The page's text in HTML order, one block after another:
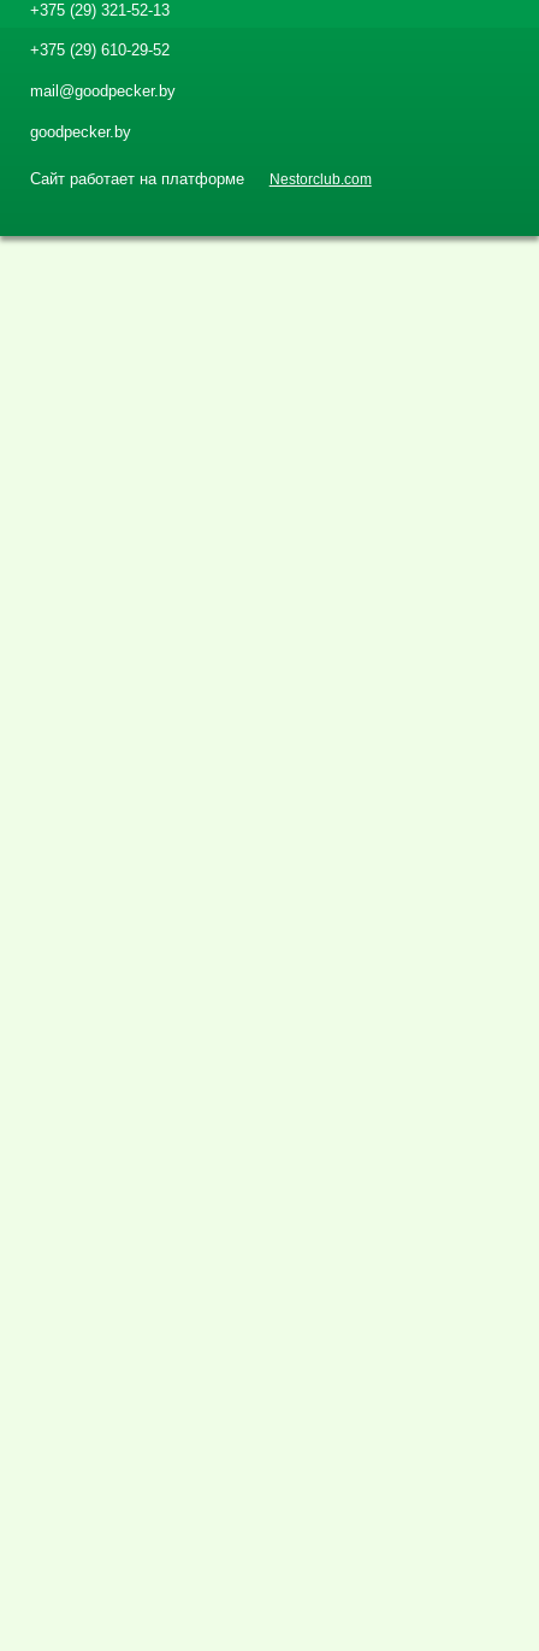
+375 (29) 321-52-13
+375 (29) 610-29-52
mail@goodpecker.by
goodpecker.by
Сайт работает на платформе Nestorclub.com